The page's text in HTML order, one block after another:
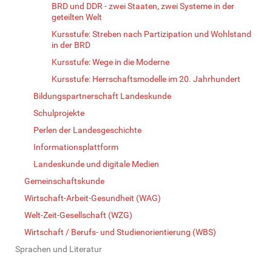
BRD und DDR - zwei Staaten, zwei Systeme in der
geteilten Welt
Kursstufe: Streben nach Partizipation und Wohlstand
in der BRD
Kursstufe: Wege in die Moderne
Kursstufe: Herrschaftsmodelle im 20. Jahrhundert
Bildungspartnerschaft Landeskunde
Schulprojekte
Perlen der Landesgeschichte
Informationsplattform
Landeskunde und digitale Medien
Gemeinschaftskunde
Wirtschaft-Arbeit-Gesundheit (WAG)
Welt-Zeit-Gesellschaft (WZG)
Wirtschaft / Berufs- und Studienorientierung (WBS)
Sprachen und Literatur